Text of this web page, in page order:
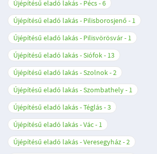
Újépítésű eladó lakás - Pécs 6
Újépítésű eladó lakás - Pilisborosjenő
1
Újépítésű eladó lakás - Pilisvörösvár
1
Újépítésű eladó lakás - Siófok
13
Újépítésű eladó lakás - Szolnok 2
Újépítésű eladó lakás - Szombathely
1
Újépítésű eladó lakás - Téglás 3
Újépítésű eladó lakás - Vác
1
Újépítésű eladó lakás - Veresegyház 2